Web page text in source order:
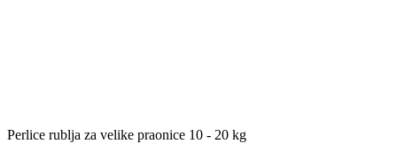
Perlice rublja za velike praonice 10 - 20 kg